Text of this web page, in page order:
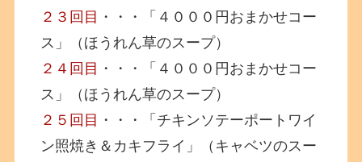
２３回目 ・・・「４０００円おまかせコー
ス」（ほうれん草のスープ）
２４回目 ・・・「４０００円おまかせコー
ス」（ほうれん草のスープ）
２５回目 ・・・「チキンソテーポートワイ
ン照焼き＆カキフライ」（キャベツのスー